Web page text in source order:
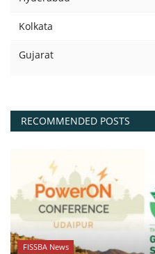
Kolkata
Gujarat
RECOMMENDED POSTS
FISSBA News